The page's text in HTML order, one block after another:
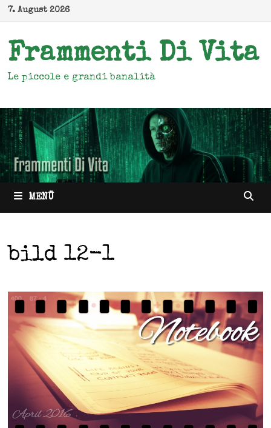
Zum
springen
7. August 2026
Frammenti Di Vita
Le piccole e grandi banalità
MENÜ
bild 12-1